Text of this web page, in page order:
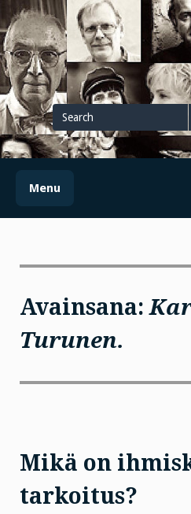
Skip
to
content
Search
for
Menu
Avainsana:
Turunen.
Mikä on
tarkoitus?